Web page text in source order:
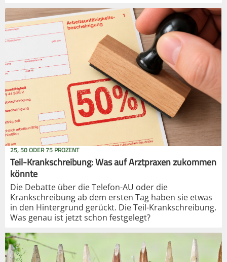
25, 50 ODER 75 PROZENT
Teil-Krankschreibung: Was auf Arztpraxen zukommen
könnte
Die Debatte über die Telefon-AU oder die
Krankschreibung ab dem ersten Tag haben sie etwas
in den Hintergrund gerückt. Die Teil-Krankschreibung.
Was genau ist jetzt schon festgelegt?